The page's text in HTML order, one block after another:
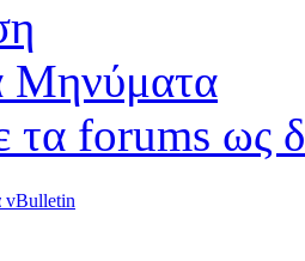
Μηνύματα
τα forums ως